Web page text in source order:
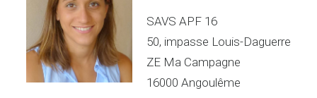
SAVS APF 16
50, impasse Louis-Daguerre
ZE Ma Campagne
16000 Angoulême